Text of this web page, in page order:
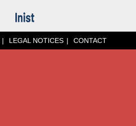
LEGAL NOTICES CONTACT